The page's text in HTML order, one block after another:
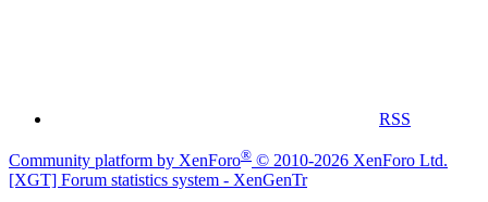
RSS
Community platform by XenForo® © 2010-2026 XenForo Ltd.
[XGT] Forum statistics system - XenGenTr